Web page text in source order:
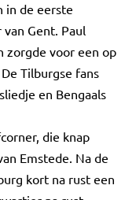
in de eerste
Gent. Paul
zorgde voor een op
Tilburgse fans
en Bengaals
die knap
Emstede. Na de
kort na rust een